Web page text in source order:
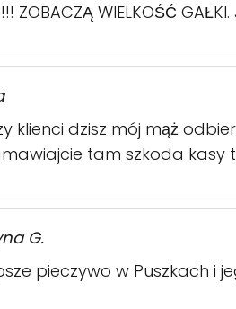
ZOBACZĄ WIELKOŚĆ
klienci dzisz mój mąż
tam szkoda kasy
G.
pieczywo w Puszkach i